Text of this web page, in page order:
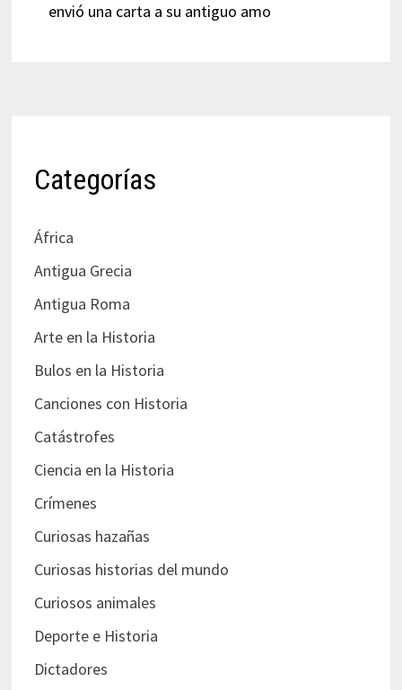
envió una carta a su antiguo amo
Categorías
África
Antigua Grecia
Antigua Roma
Arte en la Historia
Bulos en la Historia
Canciones con Historia
Catástrofes
Ciencia en la Historia
Crímenes
Curiosas hazañas
Curiosas historias del mundo
Curiosos animales
Deporte e Historia
Dictadores